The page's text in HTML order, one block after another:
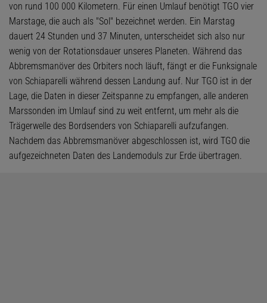
von rund 100 000 Kilometern. Für einen Umlauf benötigt TGO vier
Marstage, die auch als "Sol" bezeichnet werden. Ein Marstag
dauert 24 Stunden und 37 Minuten, unterscheidet sich also nur
wenig von der Rotationsdauer unseres Planeten. Während das
Abbremsmanöver des Orbiters noch läuft, fängt er die Funksignale
von Schiaparelli während dessen Landung auf. Nur TGO ist in der
Lage, die Daten in dieser Zeitspanne zu empfangen, alle anderen
Marssonden im Umlauf sind zu weit entfernt, um mehr als die
Trägerwelle des Bordsenders von Schiaparelli aufzufangen.
Nachdem das Abbremsmanöver abgeschlossen ist, wird TGO die
aufgezeichneten Daten des Landemoduls zur Erde übertragen.